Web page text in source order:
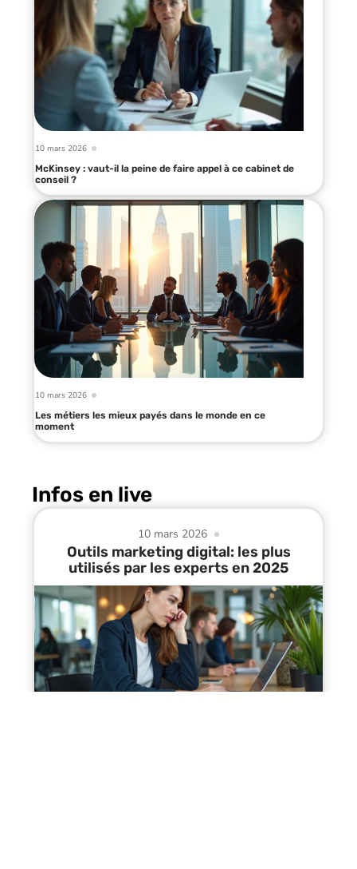
10 mars 2026
McKinsey : vaut-il la peine de faire appel à ce cabinet de
conseil ?
10 mars 2026
Les métiers les mieux payés dans le monde en ce
moment
Infos en live
10 mars 2026
Outils marketing digital: les plus
utilisés par les experts en 2025